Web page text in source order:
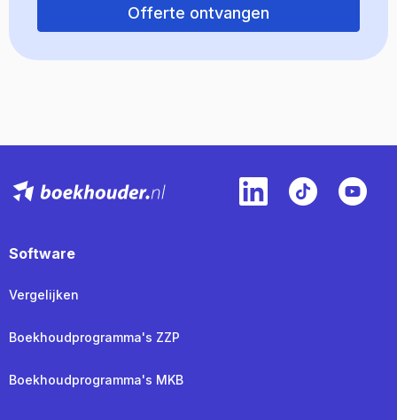
Offerte ontvangen
Software
Vergelijken
Boekhoudprogramma's ZZP
Boekhoudprogramma's MKB